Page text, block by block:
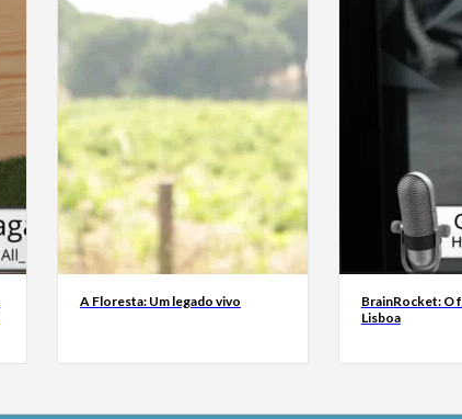
A Floresta: Um legado vivo
BrainRocket: O
Lisboa